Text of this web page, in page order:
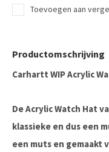
Toevoegen aan
Productomschrijving
Carhartt WIP Acrylic
De Acrylic Watch Hat
klassieke en dus een
een muts en gemaakt